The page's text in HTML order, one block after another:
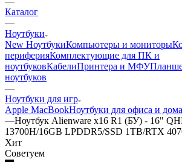
Каталог
—
Ноутбуки
New НоутбукиКомпьютеры и мониторы
периферияКомплектующие для ПК и
ноутбуковКабелиПринтера и МФУ
ноутбуков
—
Ноутбуки для игр
Apple MacBookНоутбуки для офиса и дома
—Ноутбук Alienware x16 R1 (БУ) - 16"
13700H/16GB LPDDR5/SSD 1TB/RTX
Хит
Советуем